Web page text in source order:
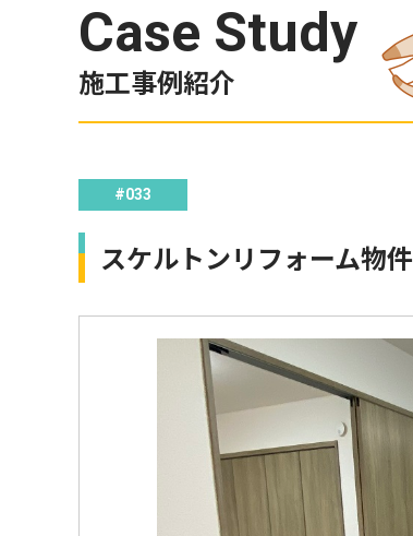
Case Study
施工事例紹介
#033
スケルトンリフォーム物件